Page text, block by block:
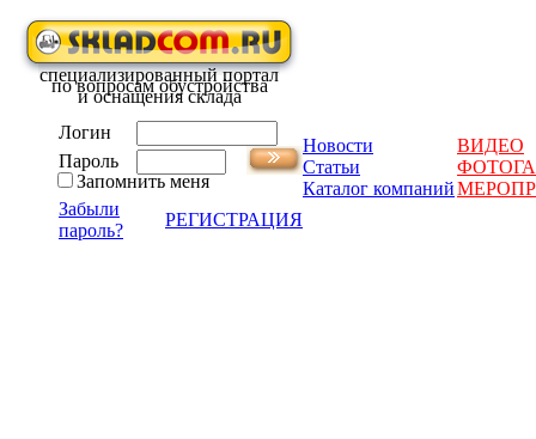
специализированный портал
по вопросам обустройства
и оснащения склада
Логин
Пароль
Запомнить меня
Забыли
пароль?
РЕГИСТРАЦИЯ
Новости
ВИДЕО
Статьи
Каталог компаний